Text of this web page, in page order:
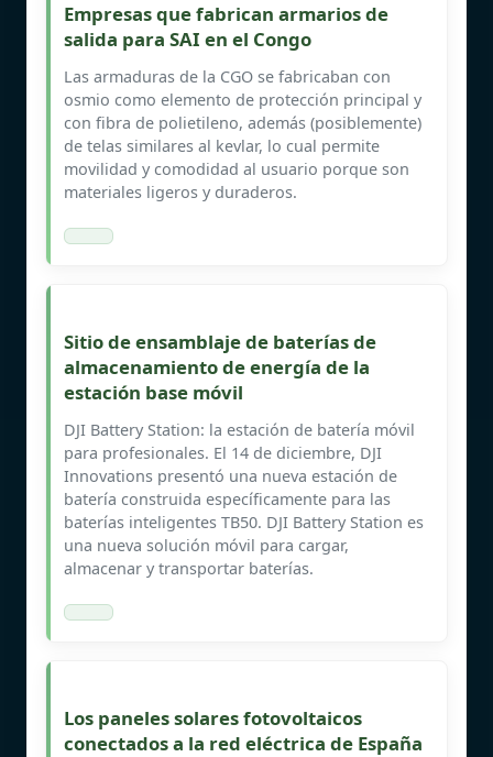
Empresas que fabrican armarios de
salida para SAI en el Congo
Las armaduras de la CGO se fabricaban con
osmio como elemento de protección principal y
con fibra de polietileno, además (posiblemente)
de telas similares al kevlar, lo cual permite
movilidad y comodidad al usuario porque son
materiales ligeros y duraderos.
Sitio de ensamblaje de baterías de
almacenamiento de energía de la
estación base móvil
DJI Battery Station: la estación de batería móvil
para profesionales. El 14 de diciembre, DJI
Innovations presentó una nueva estación de
batería construida específicamente para las
baterías inteligentes TB50. DJI Battery Station es
una nueva solución móvil para cargar,
almacenar y transportar baterías.
Los paneles solares fotovoltaicos
conectados a la red eléctrica de España